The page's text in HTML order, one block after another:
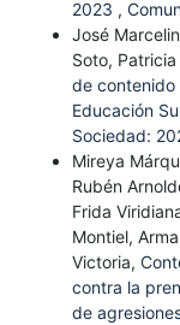
2023 ,
José
Soto,
de contenido
Educación
Sociedad:
Mireya
Rubén
Frida
Montiel,
Victoria,
contra la
de